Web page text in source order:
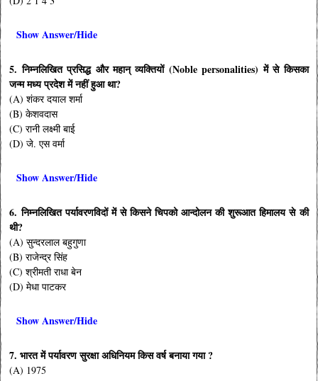
Show Answer/Hide
5. निम्नलिखित प्रसिद्ध और महान् व्यक्तियों (Noble personalities) में से किसका
जन्म मध्य प्रदेश में नहीं हुआ था?
(A) शंकर दयाल शर्मा
(B) केशवदास
(C) रानी लक्ष्मी बाई
(D) जे. एस वर्मा
Show Answer/Hide
6. निम्नलिखित पर्यावरणविदों में से किसने चिपको आन्दोलन की शुरूआत हिमालय से की
थी?
(A) सुन्दरलाल बहुगुणा
(B) राजेन्द्र सिंह
(C) श्रीमती राधा बेन
(D) मेधा पाटकर
Show Answer/Hide
7. भारत में पर्यावरण सुरक्षा अधिनियम किस वर्ष बनाया गया ?
(A) 1975